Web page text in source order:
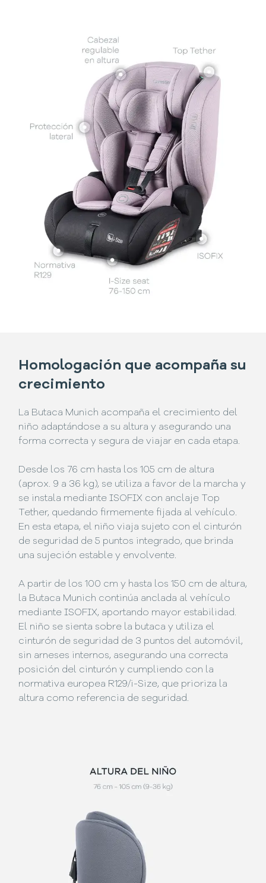
Homologación que acompaña su
crecimiento
La Butaca Munich acompaña el crecimiento del
niño adaptándose a su altura y asegurando una
forma correcta y segura de viajar en cada etapa.
Desde los 76 cm hasta los 105 cm de altura
(aprox. 9 a 36 kg), se utiliza a favor de la marcha y
se instala mediante ISOFIX con anclaje Top
Tether, quedando firmemente fijada al vehículo.
En esta etapa, el niño viaja sujeto con el cinturón
de seguridad de 5 puntos integrado, que brinda
una sujeción estable y envolvente.
A partir de los 100 cm y hasta los 150 cm de altura,
la Butaca Munich continúa anclada al vehículo
mediante ISOFIX, aportando mayor estabilidad.
El niño se sienta sobre la butaca y utiliza el
cinturón de seguridad de 3 puntos del automóvil,
sin arneses internos, asegurando una correcta
posición del cinturón y cumpliendo con la
normativa europea R129/i-Size, que prioriza la
altura como referencia de seguridad.